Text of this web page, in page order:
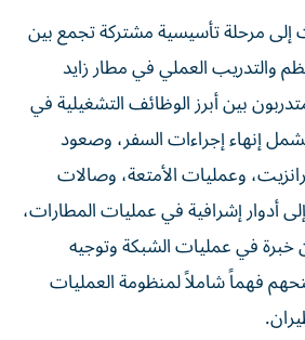
إلى مرحلة تأسيسية مشتركة تجمع بين
والتدريب العملي في مطار زايد
بين أبرز الوظائف التشغيلية في
إنهاء إجراءات السفر، وصعود
وعمليات الأمتعة، وصالات
أدوار إشرافية في عمليات المطارات،
في عمليات الشبكة وتوجيه
فهماً شاملاً لمنظومة العمليات